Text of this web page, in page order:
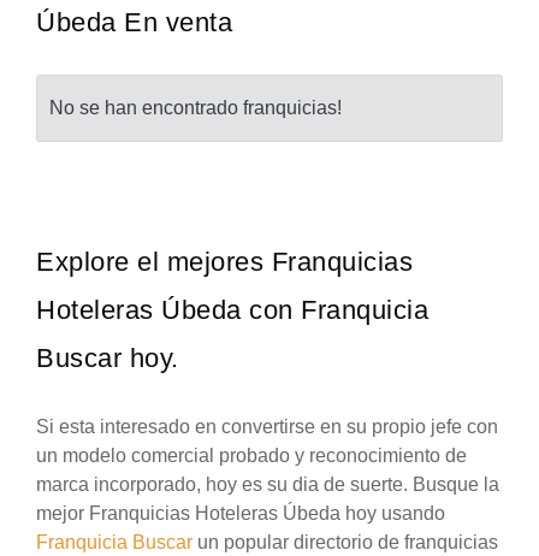
Úbeda En venta
No se han encontrado franquicias!
Explore el mejores Franquicias
Hoteleras Úbeda con Franquicia
Buscar hoy.
Si esta interesado en convertirse en su propio jefe con
un modelo comercial probado y reconocimiento de
marca incorporado, hoy es su dia de suerte. Busque la
mejor Franquicias Hoteleras Úbeda hoy usando
Franquicia Buscar un popular directorio de franquicias